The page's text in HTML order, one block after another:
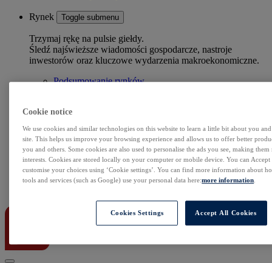
Rynek Toggle submenu
Trzymaj rękę na pulsie giełdy.
Śledź najświeższe wiadomości gospodarcze, nastroje
inwestorów oraz kluczowe wydarzenia makroekonomiczne.
Podsumowanie rynków
Sezon wyników w USA
Skaner akcji
Kalendarz rynkowy
Zdarzenia korporacyjne
Sentyment Klientów
Rolowania
Cookie notice
We use cookies and similar technologies on this website to learn a little bit about you
site. This helps us improve your browsing experience and allows us to offer better
you and others. Some cookies are also used to personalise the ads you see, making
interests. Cookies are stored locally on your computer or mobile device. You can
customise your choices using ‘Cookie settings’. You can find more information about
tools and services (such as Google) use your personal data here:more information.
Cookies Settings Accept All Cookies